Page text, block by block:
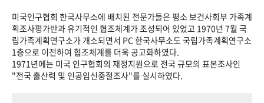
미국인구협회 한국사무소에 배치된 전문가들은 평소 보건사회부 가족계
획조사평가반과 유기적인 협조체계가 조성되어 있었고 1970년 7월 국
립가족계획연구소가 개소되면서 PC 한국사무소도 국립가족계획연구소
1층으로 이전하여 협조체계를 더욱 공고화하였다.
1971년에는 미국 인구협회의 재정지원으로 전국 규모의 표본조사인
"전국 출산력 및 인공임신중절조사"를 실시하였다.